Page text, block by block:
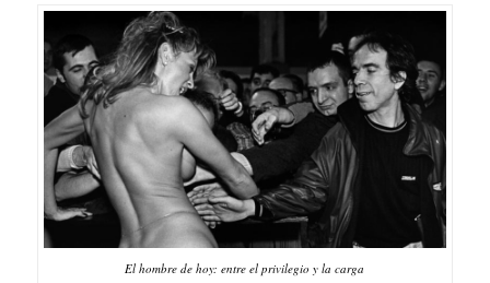
El hombre de hoy: entre el privilegio y la carga